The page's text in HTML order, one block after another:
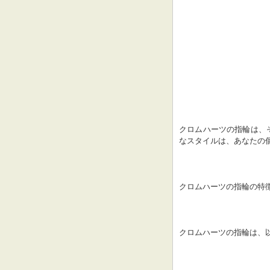
クロムハーツの指輪は
なスタイルは、あなたの
クロムハーツの指輪の特
クロムハーツの指輪は、